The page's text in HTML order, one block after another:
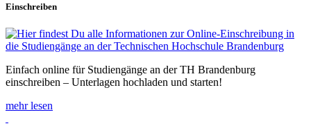
Einschreiben
Einfach online für Studiengänge an der TH Brandenburg
einschreiben – Unterlagen hochladen und starten!
mehr lesen